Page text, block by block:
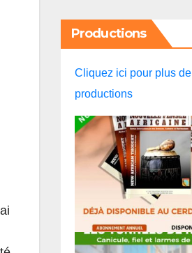
Productions
Cliquez ici pour plus de
productions